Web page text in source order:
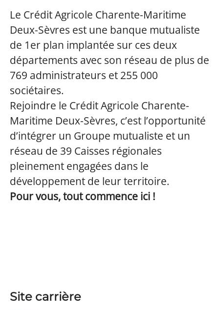
Le Crédit Agricole Charente-Maritime
Deux-Sèvres est une banque mutualiste
de 1er plan implantée sur ces deux
départements avec son réseau de plus de
769 administrateurs et 255 000
sociétaires.
Rejoindre le Crédit Agricole Charente-
Maritime Deux-Sèvres, c’est l’opportunité
d’intégrer un Groupe mutualiste et un
réseau de 39 Caisses régionales
pleinement engagées dans le
développement de leur territoire.
Pour vous, tout commence ici !
Site carrière